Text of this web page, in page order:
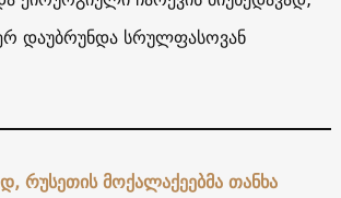
დაუბრუნდა სრულფასოვან
რუსეთის მოქალაქეებმა თანხა